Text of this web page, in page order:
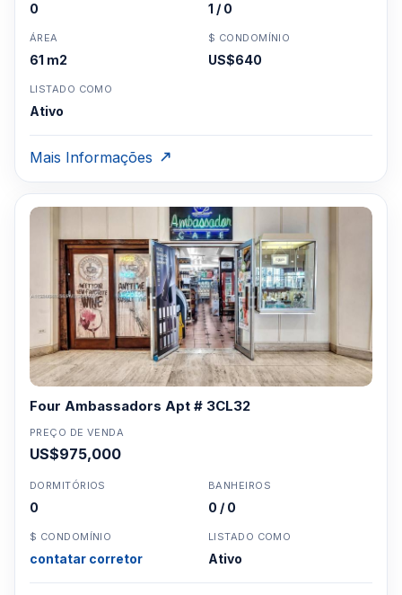
0 1 / 0
ÁREA
61 m2
$ CONDOMÍNIO
US$640
LISTADO COMO
Ativo
Mais Informações
Four Ambassadors Apt # 3CL32
PREÇO DE VENDA
US$975,000
DORMITÓRIOS
0
BANHEIROS
0 / 0
$ CONDOMÍNIO
contatar corretor
LISTADO COMO
Ativo